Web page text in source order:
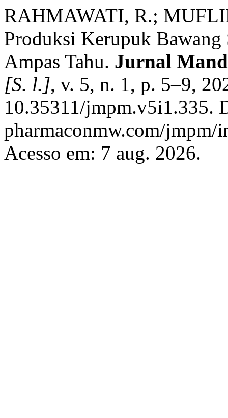
RAHMAWATI, R.;
Produksi Kerupuk Bawang
Ampas Tahu. Jurnal
[S. l.], v. 5, n. 1, p. 5–9,
10.35311/jmpm.v5i1.335.
pharmaconmw.com/
Acesso em: 7 aug. 2026.